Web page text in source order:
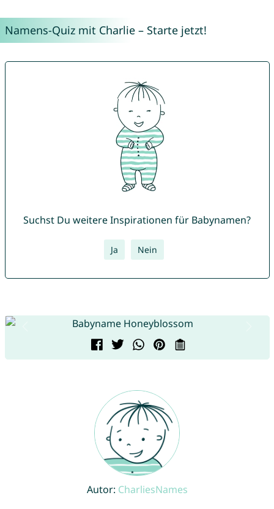
Namens-Quiz mit Charlie – Starte jetzt!
Suchst Du weitere Inspirationen für Babynamen?
Ja Nein
Autor: CharliesNames